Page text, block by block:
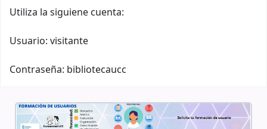
Utiliza la siguiene cuenta:
Usuario: visitante
Contraseña: bibliotecaucc